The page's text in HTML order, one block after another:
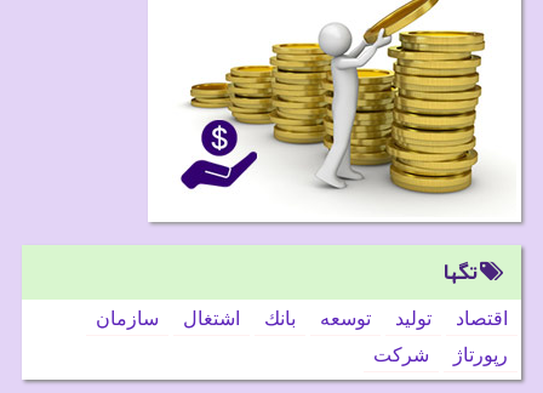
تگها
اقتصاد تولید توسعه بانك اشتغال
سازمان
رپورتاژ
شركت